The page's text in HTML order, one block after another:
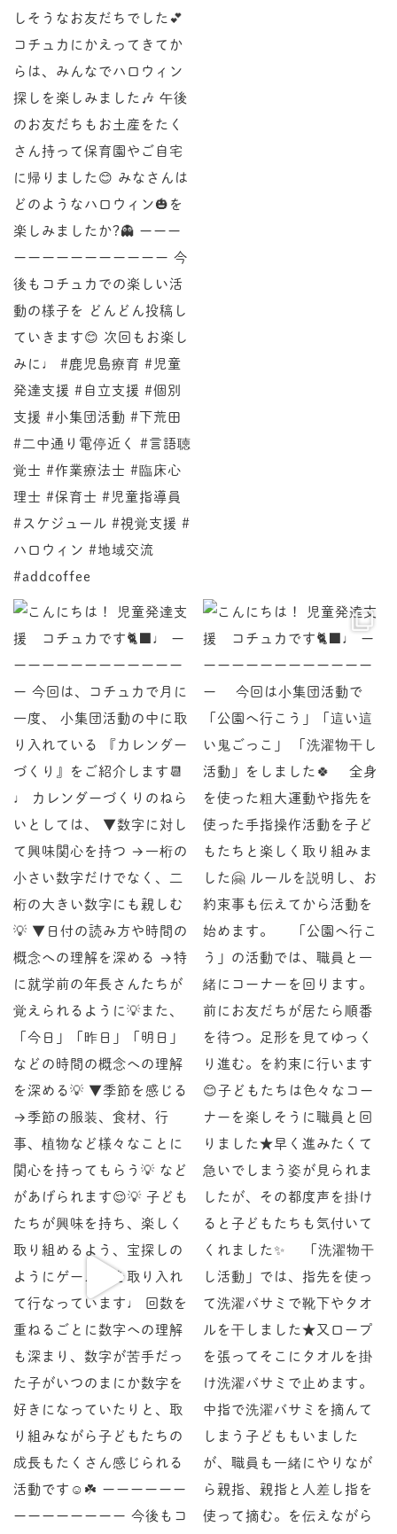
♩ ーーーーーーーーーーーーーー 今回は、コチュカで ♩ ーーーーーーーーーーーーーー 今回は小集団活動